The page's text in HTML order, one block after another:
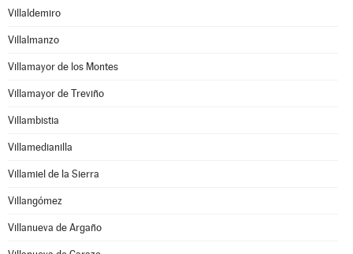
Villaldemiro
Villalmanzo
Villamayor de los Montes
Villamayor de Treviño
Villambistia
Villamedianilla
Villamiel de la Sierra
Villangómez
Villanueva de Argaño